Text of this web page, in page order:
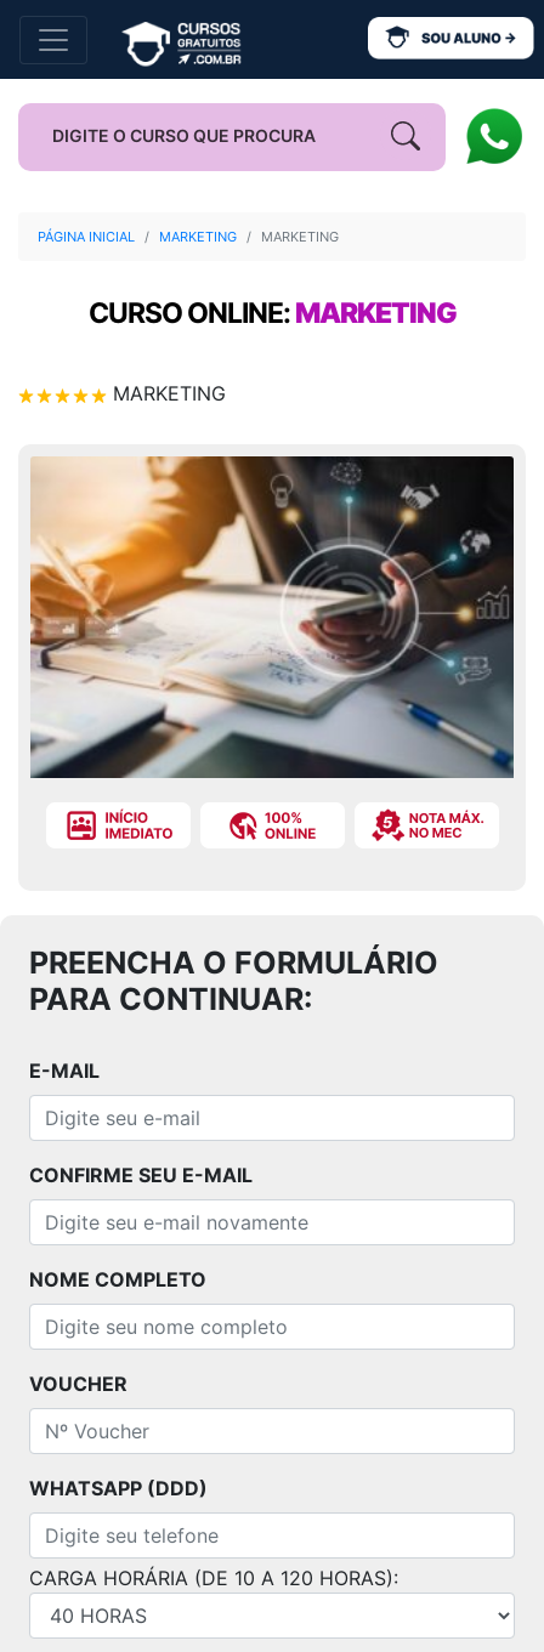
PÁGINA INICIAL MARKETING MARKETING
CURSO ONLINE:MARKETING
MARKETING
PREENCHA O FORMULÁRIO
PARA CONTINUAR:
E-MAIL
CONFIRME SEU E-MAIL
NOME COMPLETO
VOUCHER
WHATSAPP (DDD)
CARGA HORÁRIA (DE 10 A 120 HORAS):